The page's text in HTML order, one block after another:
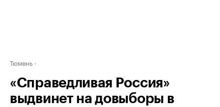
Тюмень
«Справедливая Россия»
выдвинет на довыборы в